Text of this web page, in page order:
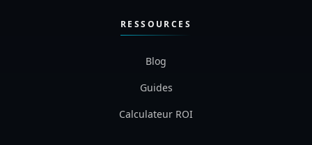
RESSOURCES
Blog
Guides
Calculateur ROI